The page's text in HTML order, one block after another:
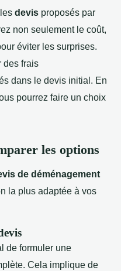
devis proposés par
non seulement le coût,
éviter les surprises.
des frais
dans le devis initial. En
pourrez faire un choix
les options
de déménagement
la plus adaptée à vos
de formuler une
Cela implique de